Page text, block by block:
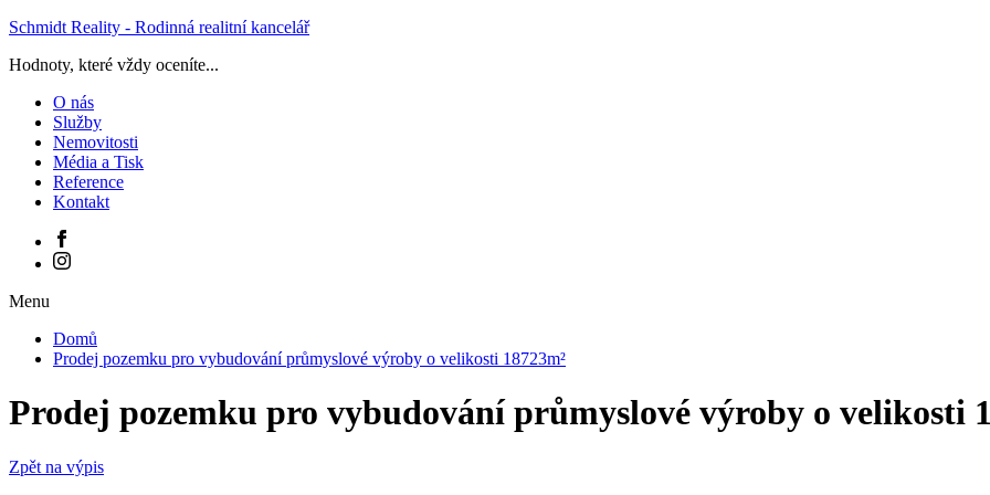
Schmidt Reality - Rodinná realitní kancelář
Hodnoty, které vždy oceníte...
O nás
Služby
Nemovitosti
Média a Tisk
Reference
Kontakt
Menu
Domů
Prodej pozemku pro vybudování průmyslové výroby o velikosti 18723m²
Prodej pozemku pro vybudování průmyslové výroby o velikosti
Zpět na výpis